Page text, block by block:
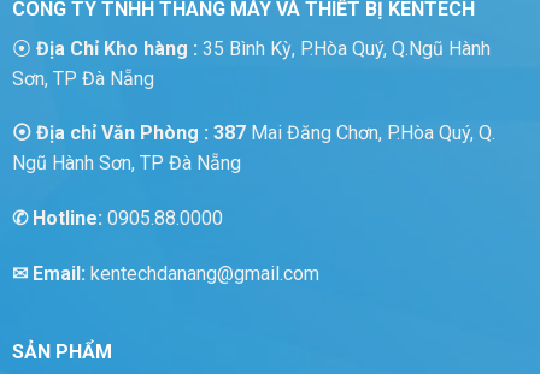
CÔNG TY TNHH THANG MÁY VÀ THIẾT BỊ KENTECH
⦿ Địa Chỉ Kho hàng : 35 Bình Kỳ, P.Hòa Quý, Q.Ngũ Hành
Sơn, TP Đà Nẵng
⦿ Địa chỉ Văn Phòng : 387 Mai Đăng Chơn, P.Hòa Quý, Q.
Ngũ Hành Sơn, TP Đà Nẵng
✆Hotline: 0905.88.0000
✉ Email: kentechdanang@gmail.com
SẢN PHẨM